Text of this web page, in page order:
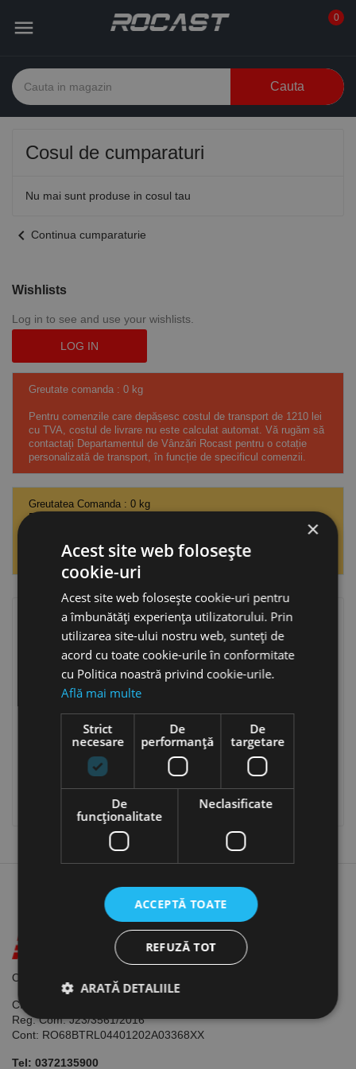
 0
Cauta
Cosul de cumparaturi
Nu mai sunt produse in cosul tau
chevron_left Continua cumparaturie
Wishlists
Log in to see and use your wishlists.
LOG IN
Greutate comanda : 0 kg
Pentru comenzile care depășesc costul de transport de 1210 lei
cu TVA, costul de livrare nu este calculat automat. Vă rugăm să
contactați Departamentul de Vânzări Rocast pentru o cotație
personalizată de transport, în funcție de specificul comenzii.
Greutatea Comanda : 0 kg
Pentru comenzile care depășesc costul de transport de 1210 lei
cu TVA, costul de livrare nu este calculat automat. Vă rugăm să
contactați departamentul de vânzări Rocast pentru o cotație
personalizată de transport, în funcție de specificul comenzii.
Creează un cont și alătură-te programului nostru de
reduceri cumulative. Achizitioneaza de minim20.000,00 lei
si obtine2.00%discount.
0 articole
Total (inclusiv TVA)
FINALIZARE COMANDA
Otopeni, Sos. Odaii Nr. 62-68, Judet ILFOV, 075100
CIF: RO13535090
Reg. Com: J23/3561/2016
Cont: RO68BTRL04401202A03368XX
Tel: 0372135900
×
Acest site web folosește
cookie-uri
Acest site web folosește cookie-uri pentru
a îmbunătăți experiența utilizatorului. Prin
utilizarea site-ului nostru web, sunteți de
acord cu toate cookie-urile în conformitate
cu Politica noastră privind cookie-urile.
Află mai multe
Strict
necesare
De
performanță
De
targetare
De
funcţionalitate
Neclasificate
ACCEPTĂ TOATE
REFUZĂ TOT
ARATĂ DETALIILE